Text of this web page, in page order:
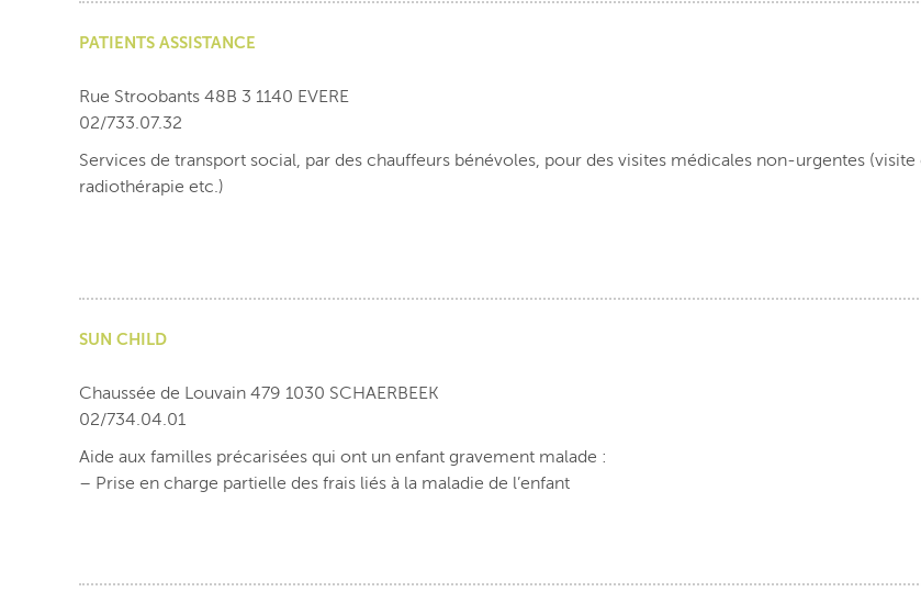
PATIENTS ASSISTANCE
Rue Stroobants 48B 3 1140 EVERE
02/733.07.32
Services de transport social, par des chauffeurs bénévoles, pour des visites médicales non-urgentes
radiothérapie etc.)
SUN CHILD
Chaussée de Louvain 479 1030 SCHAERBEEK
02/734.04.01
Aide aux familles précarisées qui ont un enfant gravement malade :
– Prise en charge partielle des frais liés à la maladie de l’enfant